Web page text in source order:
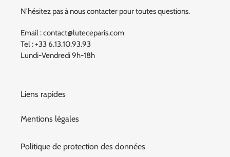
N'hésitez pas à nous contacter pour toutes questions.
Email : contact@luteceparis.com
Tel : +33 6.13.10.93.93
Lundi-Vendredi 9h-18h
Liens rapides
Mentions légales
Politique de protection des données